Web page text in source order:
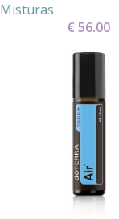
Misturas
€ 56.00